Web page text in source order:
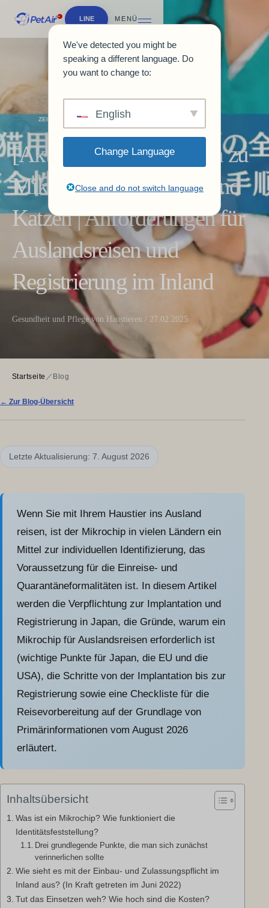
LINE MENÜ
ZEITSCHRIFTEN & LEITFÄDEN
[Aktuell 2026] Leitfaden zu
Mikrochips für Hunde und
Katzen | Anforderungen für
Auslandsreisen und
Registrierung im Inland
Gesundheit und Pflege von Haustieren / 27.02.2025
Startseite ／ Blog
← Zur Blog-Übersicht
Letzte Aktualisierung: 7. August 2026
Wenn Sie mit Ihrem Haustier ins Ausland
reisen, ist der Mikrochip in vielen Ländern ein
Mittel zur individuellen Identifizierung, das
Voraussetzung für die Einreise- und
Quarantäneformalitäten ist. In diesem Artikel
werden die Verpflichtung zur Implantation und
Registrierung in Japan, die Gründe, warum ein
Mikrochip für Auslandsreisen erforderlich ist
(wichtige Punkte für Japan, die EU und die
USA), die Schritte von der Implantation bis zur
Registrierung sowie eine Checkliste für die
Reisevorbereitung auf der Grundlage von
Primärinformationen vom August 2026
erläutert.
Inhaltsübersicht
Was ist ein Mikrochip? Wie funktioniert die
Identitätsfeststellung?
Drei grundlegende Punkte, die man sich zunächst
verinnerlichen sollte
Wie sieht es mit der Einbau- und Zulassungspflicht im
Inland aus? (In Kraft getreten im Juni 2022)
Tut das Einsetzen weh? Wie hoch sind die Kosten?
We've detected you might be
speaking a different language. Do
you want to change to:
English
Change Language
Close and do not switch language